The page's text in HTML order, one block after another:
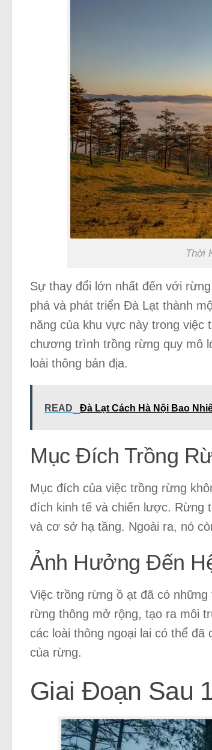
Thời
Sự thay đổi lớn nhất đến với
phá và phát triển Đà Lạt thành
năng của khu vực này trong việc
chương trình trồng rừng quy mô
loài thông bản địa.
READ Đà Lạt Cách Hà Nội Bao
Mục Đích Trồng
Mục đích của việc trồng rừng
đích kinh tế và chiến lược. Rừng
và cơ sở hạ tầng. Ngoài ra, nó
Ảnh Hưởng Đến
Việc trồng rừng ồ ạt đã có
rừng thông mở rộng, tạo ra môi
các loài thông ngoại lai có thể
của rừng.
Giai Đoạn Sau